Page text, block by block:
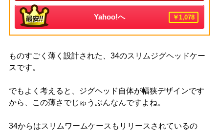
Yahoo!へ ￥1,078
ものすごく薄く設計された、34のスリムジグヘッドケー
スです。
でもよく考えると、ジグヘッド自体が幅狭デザインです
から、この薄さでじゅうぶんなんですよね。
34からはスリムワームケースもリリースされているの